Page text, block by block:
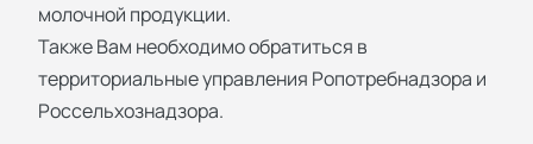
молочной продукции.
Также Вам необходимо обратиться в
территориальные управления Ропотребнадзора и
Россельхознадзора.